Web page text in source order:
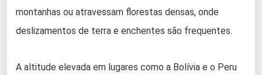
montanhas ou atravessam florestas densas, onde
deslizamentos de terra e enchentes são frequentes.
A altitude elevada em lugares como a Bolívia e o Peru